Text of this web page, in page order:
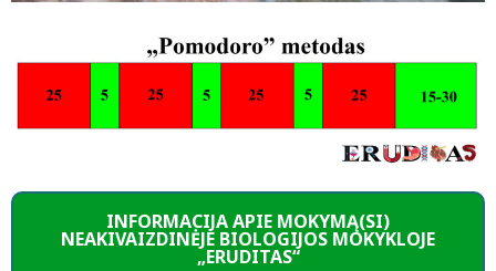
INFORMACIJA APIE MOKYMĄ(SI)
NEAKIVAIZDINĖJE BIOLOGIJOS MOKYKLOJE
„ERUDITAS“